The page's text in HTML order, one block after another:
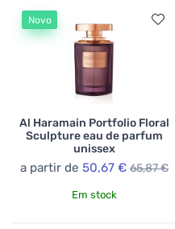
sofisticação. A marca se
produtos, capaz de
mais exigentes que
exclusivas. Com sua arte
aromáticas harmoniosas
tornou-se sinônimo de
de luxo.
Novo
Al Haramain Portfolio Floral
Sculpture eau de parfum
unissex
a partir de 50,67 € 65,87 €
Em stock